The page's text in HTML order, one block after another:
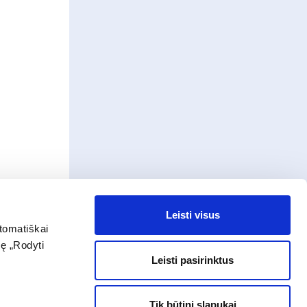
„Rodyti
Leisti visus
Leisti pasirinktus
Tik būtini slapukai